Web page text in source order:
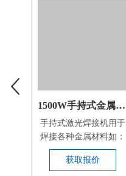
1500W手持式金属激光焊接机
手持式激光焊接机用于
焊接各种金属材料如：
不锈钢镜面字、不锈
钢...
获取报价